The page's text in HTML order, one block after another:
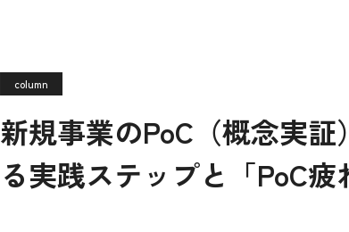
column
新規事業のPoC（概念実
る実践ステップと「PoC